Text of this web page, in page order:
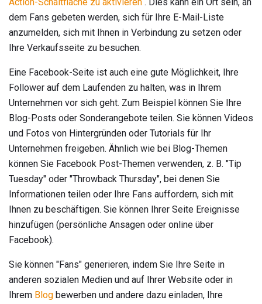
Action-Schaltfläche zu aktivieren . Dies kann ein Ort sein, an
dem Fans gebeten werden, sich für Ihre E-Mail-Liste
anzumelden, sich mit Ihnen in Verbindung zu setzen oder
Ihre Verkaufsseite zu besuchen.
Eine Facebook-Seite ist auch eine gute Möglichkeit, Ihre
Follower auf dem Laufenden zu halten, was in Ihrem
Unternehmen vor sich geht. Zum Beispiel können Sie Ihre
Blog-Posts oder Sonderangebote teilen. Sie können Videos
und Fotos von Hintergründen oder Tutorials für Ihr
Unternehmen freigeben. Ähnlich wie bei Blog-Themen
können Sie Facebook Post-Themen verwenden, z. B. "Tip
Tuesday" oder "Throwback Thursday", bei denen Sie
Informationen teilen oder Ihre Fans auffordern, sich mit
Ihnen zu beschäftigen. Sie können Ihrer Seite Ereignisse
hinzufügen (persönliche Ansagen oder online über
Facebook).
Sie können "Fans" generieren, indem Sie Ihre Seite in
anderen sozialen Medien und auf Ihrer Website oder in
Ihrem Blog bewerben und andere dazu einladen, Ihre